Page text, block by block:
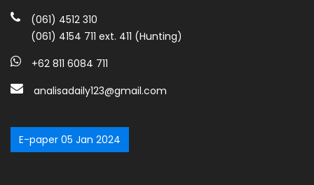
(061) 4512 310
(061) 4154 711 ext. 411 (Hunting)
+62 811 6084 711
analisadaily123@gmail.com
E-paper 05 Jan 2024